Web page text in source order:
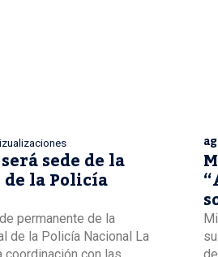
sede de la
la Policía
permanente de la
de la Policía Nacional La